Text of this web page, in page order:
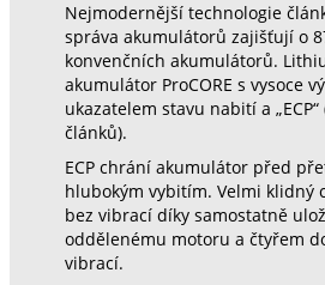
Nejmodernější technologie
správa akumulátorů zajišťují o
konvenčních akumulátorů.
akumulátor ProCORE s vysoce
ukazatelem stavu nabití a
článků).
ECP chrání akumulátor před
hlubokým vybitím. Velmi klidný
bez vibrací díky samostatně
oddělenému motoru a čtyřem
vibrací.